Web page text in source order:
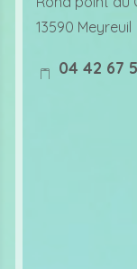
at
n
13590 Meyreuil
04 42 67